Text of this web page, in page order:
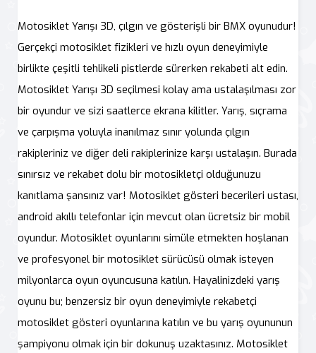
Motosiklet Yarışı 3D, çılgın ve gösterişli bir BMX oyunudur!
Gerçekçi motosiklet fizikleri ve hızlı oyun deneyimiyle
birlikte çeşitli tehlikeli pistlerde sürerken rekabeti alt edin.
Motosiklet Yarışı 3D seçilmesi kolay ama ustalaşılması zor
bir oyundur ve sizi saatlerce ekrana kilitler. Yarış, sıçrama
ve çarpışma yoluyla inanılmaz sınır yolunda çılgın
rakipleriniz ve diğer deli rakiplerinize karşı ustalaşın. Burada
sınırsız ve rekabet dolu bir motosikletçi olduğunuzu
kanıtlama şansınız var! Motosiklet gösteri becerileri ustası,
android akıllı telefonlar için mevcut olan ücretsiz bir mobil
oyundur. Motosiklet oyunlarını simüle etmekten hoşlanan
ve profesyonel bir motosiklet sürücüsü olmak isteyen
milyonlarca oyun oyuncusuna katılın. Hayalinizdeki yarış
oyunu bu; benzersiz bir oyun deneyimiyle rekabetçi
motosiklet gösteri oyunlarına katılın ve bu yarış oyununun
şampiyonu olmak için bir dokunuş uzaktasınız. Motosiklet